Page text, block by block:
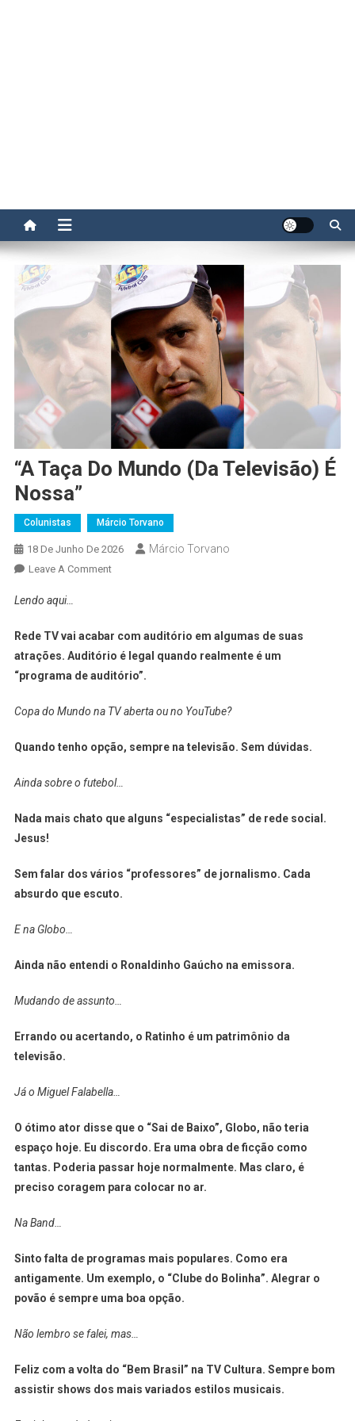
“A Taça Do Mundo (da Televisão) É
Nossa”
Colunistas Márcio Torvano
18 De Junho De 2026 Márcio Torvano
Leave A CommentOn
Mundo
(da
Televisão)
Nossa”
Lendo aqui…
Rede TV vai acabar com auditório em algumas de suas
atrações. Auditório é legal quando realmente é um
“programa de auditório”.
Copa do Mundo na TV aberta ou no YouTube?
Quando tenho opção, sempre na televisão. Sem dúvidas.
Ainda sobre o futebol…
Nada mais chato que alguns “especialistas” de rede social.
Jesus!
Sem falar dos vários “professores” de jornalismo. Cada
absurdo que escuto.
E na Globo…
Ainda não entendi o Ronaldinho Gaúcho na emissora.
Mudando de assunto…
Errando ou acertando, o Ratinho é um patrimônio da
televisão.
Já o Miguel Falabella…
O ótimo ator disse que o “Sai de Baixo”, Globo, não teria
espaço hoje. Eu discordo. Era uma obra de ficção como
tantas. Poderia passar hoje normalmente. Mas claro, é
preciso coragem para colocar no ar.
Na Band…
Sinto falta de programas mais populares. Como era
antigamente. Um exemplo, o “Clube do Bolinha”. Alegrar o
povão é sempre uma boa opção.
Não lembro se falei, mas…
Feliz com a volta do “Bem Brasil” na TV Cultura. Sempre bom
assistir shows dos mais variados estilos musicais.